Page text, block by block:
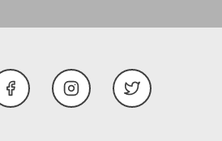
InstagramTwitter